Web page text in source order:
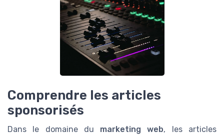
Comprendre les articles
sponsorisés
Dans le domaine du marketing web, les articles